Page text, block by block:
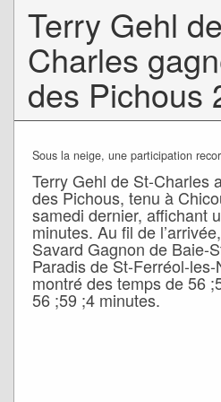
Terry Gehl
Charles
des Pichous
Sous la neige, une participation
Terry Gehl de St-Charles
des Pichous, tenu à
samedi dernier, affichant
minutes. Au fil de
Savard Gagnon de Baie-
Paradis de St-Ferréol-
montré des temps de 56
56 ;59 ;4 minutes.